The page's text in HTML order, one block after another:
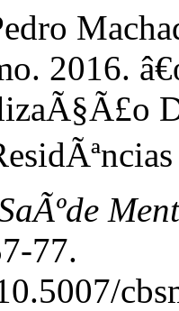
2016.
77.